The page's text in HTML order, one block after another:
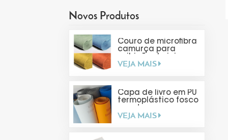
Novos Produtos
Couro de microfibra
camurça para
VEJA MAIS
Capa de livro em PU
termoplástico fosco
VEJA MAIS